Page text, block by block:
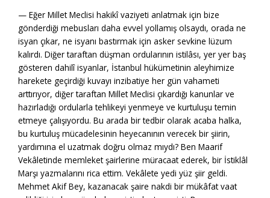
— Eğer Millet Meclisi hakikî vaziyeti anlatmak için bize
gönderdiği mebusları daha evvel yollamış olsaydı, orada ne
isyan çıkar, ne isyanı bastırmak için asker sevkine lüzum
kalırdı. Diğer taraftan düşman ordularının istilâsı, yer yer baş
gösteren dahilî isyanlar, İstanbul hükümetinin aleyhimize
harekete geçirdiği kuvayı inzibatiye her gün vahameti
arttırıyor, diğer taraftan Millet Meclisi çıkardığı kanunlar ve
hazırladığı ordularla tehlikeyi yenmeye ve kurtuluşu temin
etmeye çalışıyordu. Bu arada bir tedbir olarak acaba halka,
bu kurtuluş mücadelesinin heyecanının verecek bir şiirin,
yardımına el uzatmak doğru olmaz mıydı? Ben Maarif
Vekâletinde memleket şairlerine müracaat ederek, bir İstiklâl
Marşı yazmalarını rica ettim. Vekâlete yedi yüz şiir geldi.
Mehmet Akif Bey, kazanacak şaire nakdi bir mükâfat vaat